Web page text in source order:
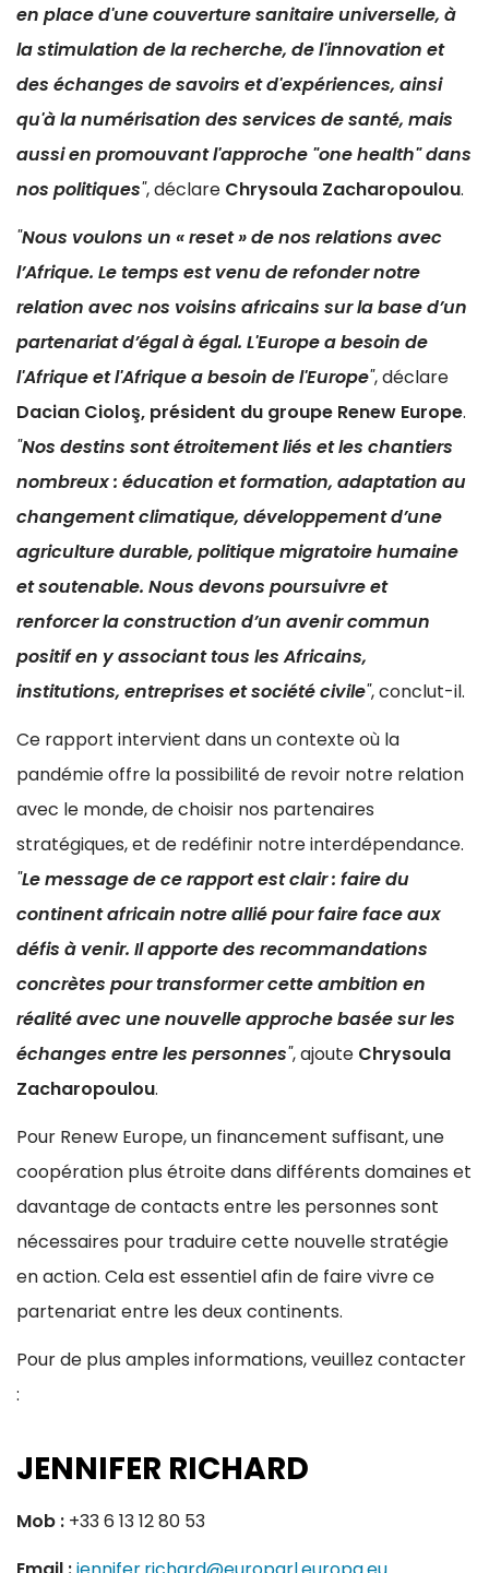
en place d'une couverture sanitaire universelle, à
la stimulation de la recherche, de l'innovation et
des échanges de savoirs et d'expériences, ainsi
qu'à la numérisation des services de santé, mais
aussi en promouvant l'approche "one health" dans
nos politiques", déclare Chrysoula Zacharopoulou.
"Nous voulons un « reset » de nos relations avec
l’Afrique. Le temps est venu de refonder notre
relation avec nos voisins africains sur la base d’un
partenariat d’égal à égal. L'Europe a besoin de
l'Afrique et l'Afrique a besoin de l'Europe", déclare
Dacian Cioloş, président du groupe Renew Europe.
"Nos destins sont étroitement liés et les chantiers
nombreux : éducation et formation, adaptation au
changement climatique, développement d’une
agriculture durable, politique migratoire humaine
et soutenable. Nous devons poursuivre et
renforcer la construction d’un avenir commun
positif en y associant tous les Africains,
institutions, entreprises et société civile", conclut-il.
Ce rapport intervient dans un contexte où la
pandémie offre la possibilité de revoir notre relation
avec le monde, de choisir nos partenaires
stratégiques, et de redéfinir notre interdépendance.
"Le message de ce rapport est clair : faire du
continent africain notre allié pour faire face aux
défis à venir. Il apporte des recommandations
concrètes pour transformer cette ambition en
réalité avec une nouvelle approche basée sur les
échanges entre les personnes", ajoute Chrysoula
Zacharopoulou.
Pour Renew Europe, un financement suffisant, une
coopération plus étroite dans différents domaines et
davantage de contacts entre les personnes sont
nécessaires pour traduire cette nouvelle stratégie
en action. Cela est essentiel afin de faire vivre ce
partenariat entre les deux continents.
Pour de plus amples informations, veuillez contacter
:
JENNIFER RICHARD
Mob : +33 6 13 12 80 53